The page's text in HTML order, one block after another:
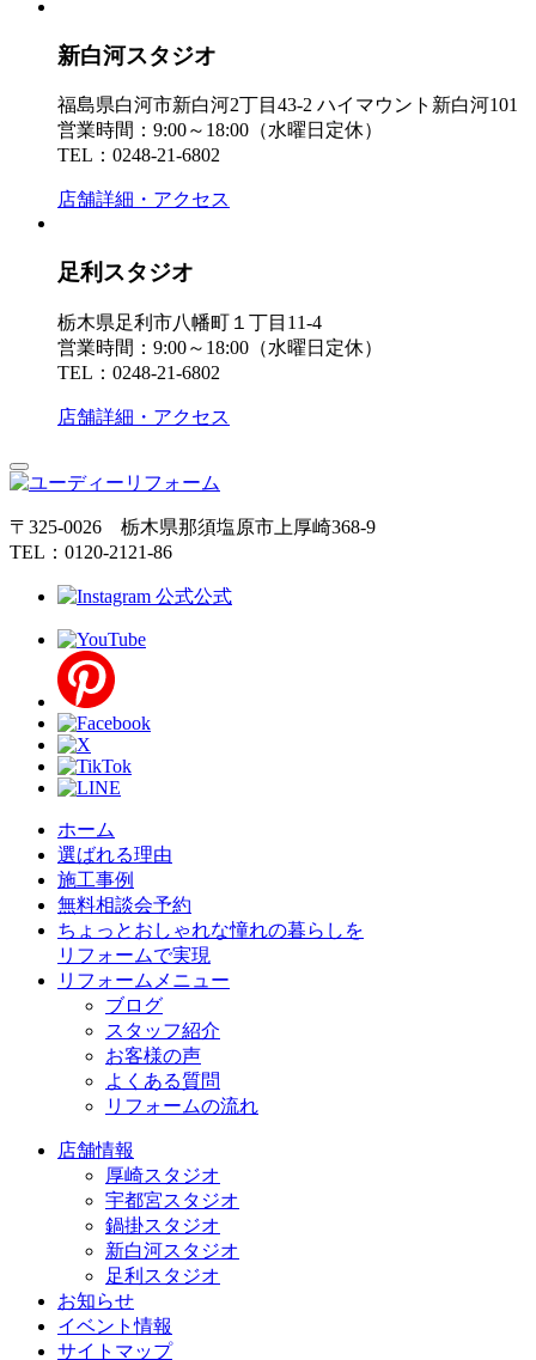
新白河スタジオ
福島県白河市新白河2丁目43-2 ハイマウント新白河101
営業時間：9:00～18:00（水曜日定休）
TEL：0248-21-6802
店舗詳細・アクセス
足利スタジオ
栃木県足利市八幡町１丁目11-4
営業時間：9:00～18:00（水曜日定休）
TEL：0248-21-6802
店舗詳細・アクセス
〒325-0026 栃木県那須塩原市上厚崎368-9
TEL：0120-2121-86
公式
ホーム
選ばれる理由
施工事例
無料相談会予約
ちょっとおしゃれな憧れの暮らしを
リフォームで実現
リフォームメニュー
ブログ
スタッフ紹介
お客様の声
よくある質問
リフォームの流れ
店舗情報
厚崎スタジオ
宇都宮スタジオ
鍋掛スタジオ
新白河スタジオ
足利スタジオ
お知らせ
イベント情報
サイトマップ